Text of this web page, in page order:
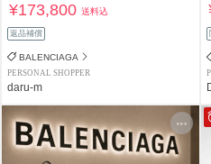
¥173,800送料込
返品補償
BALENCIAGA
PERSONAL SHOPPER
daru-m